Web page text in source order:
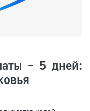
– 5 дней: